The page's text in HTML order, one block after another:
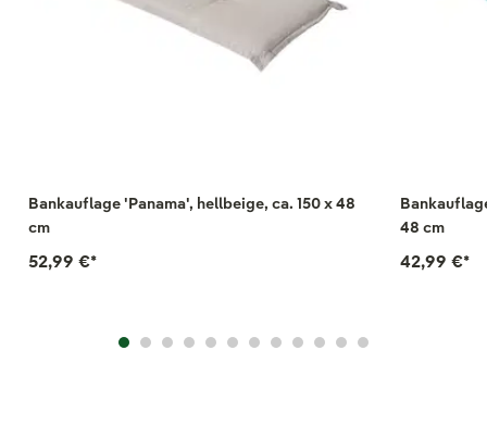
Bankauflage 'Panama', hellbeige, ca. 150 x 48
cm
52,99 €*
48 cm
42,99 €*